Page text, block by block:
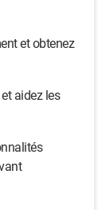
et obtenez
aidez les